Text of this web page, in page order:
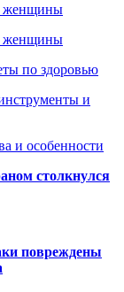
женщины
женщины
по здоровью
и
и особенности
столкнулся
повреждены